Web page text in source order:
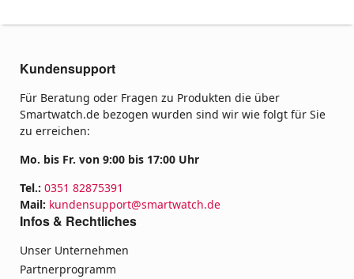
Kundensupport
Für Beratung oder Fragen zu Produkten die über
Smartwatch.de bezogen wurden sind wir wie folgt für Sie
zu erreichen:
Mo. bis Fr. von 9:00 bis 17:00 Uhr
Tel.: 0351 82875391
Mail: kundensupport@smartwatch.de
Infos & Rechtliches
Unser Unternehmen
Partnerprogramm